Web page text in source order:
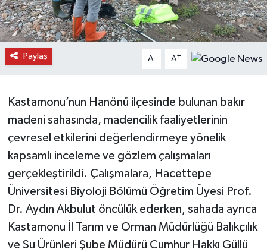
Paylaş A- A+
Kastamonu’nun Hanönü ilçesinde bulunan bakır
madeni sahasında, madencilik faaliyetlerinin
çevresel etkilerini değerlendirmeye yönelik
kapsamlı inceleme ve gözlem çalışmaları
gerçekleştirildi. Çalışmalara, Hacettepe
Üniversitesi Biyoloji Bölümü Öğretim Üyesi Prof.
Dr. Aydın Akbulut öncülük ederken, sahada ayrıca
Kastamonu İl Tarım ve Orman Müdürlüğü Balıkçılık
ve Su Ürünleri Şube Müdürü Cumhur Hakkı Güllü
İhsangazi Haberleri
İnebolu Haberleri
Merkez Haberleri
Pınarbaşı Haberleri
Şenpazar Haberleri
Seydiler Haberleri
Taşköprü Haberleri